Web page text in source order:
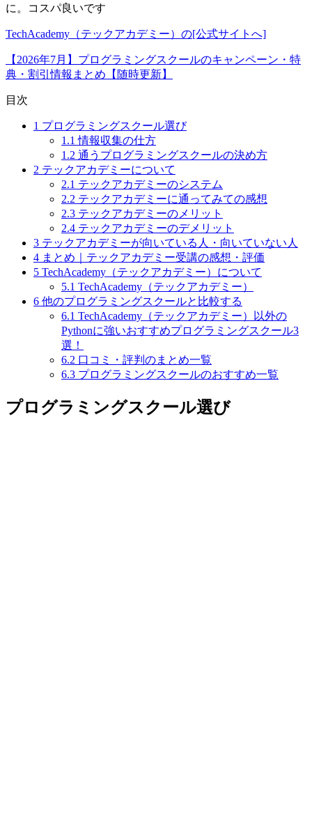
に。コスパ良いです
TechAcademy（テックアカデミー）の[公式サイトへ]
【2026年7月】プログラミングスクールのキャンペーン・特
典・割引情報まとめ【随時更新】
目次
1 プログラミングスクール選び
1.1 情報収集の仕方
1.2 通うプログラミングスクールの決め方
2 テックアカデミーについて
2.1 テックアカデミーのシステム
2.2 テックアカデミーに通ってみての感想
2.3 テックアカデミーのメリット
2.4 テックアカデミーのデメリット
3 テックアカデミーが向いている人・向いていない人
4 まとめ｜テックアカデミー受講の感想・評価
5 TechAcademy（テックアカデミー）について
5.1 TechAcademy（テックアカデミー）
6 他のプログラミングスクールと比較する
6.1 TechAcademy（テックアカデミー）以外の
Pythonに強いおすすめプログラミングスクール3
選！
6.2 口コミ・評判のまとめ一覧
6.3 プログラミングスクールのおすすめ一覧
プログラミングスクール選び